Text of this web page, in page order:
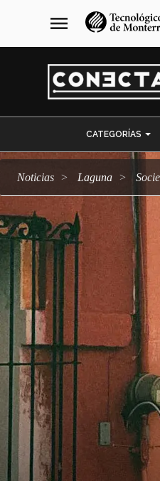
navegación
principal
menu
CATEGORÍAS
Noticias Laguna